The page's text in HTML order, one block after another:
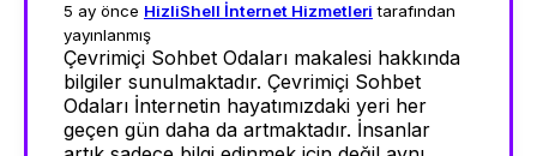
5 ay önce HizliShell İnternet Hizmetleri tarafından
yayınlanmış
Çevrimiçi Sohbet Odaları makalesi hakkında
bilgiler sunulmaktadır. Çevrimiçi Sohbet
Odaları İnternetin hayatımızdaki yeri her
geçen gün daha da artmaktadır. İnsanlar